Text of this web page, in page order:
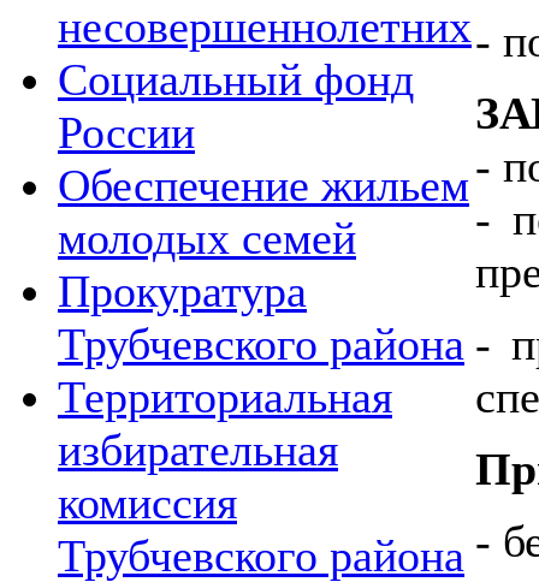
несовершеннолетних
Социальный фонд
России
Обеспечение жильем
молодых семей
Прокуратура
Трубчевского района
Территориальная
избирательная
комиссия
Трубчевского района
-
-
-
-
-